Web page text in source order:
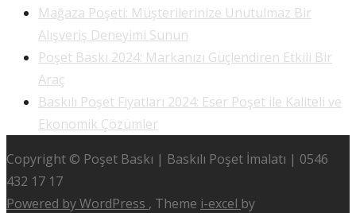
Mağaza Poşeti: Müşterilerinize Unutulmaz Bir
Alışveriş Deneyimi Sunun
Poşet Baskı 2024: Markanızı Güçlendiren Etkili Bir
Araç
Baskılı Poşet Fiyatları 2024: Eser Poşet ile Kaliteli ve
Ekonomik Çözümler
Copyright © Poşet Baskı | Baskılı Poşet İmalatı | 0546
432 17 17
Powered by WordPress , Theme i-excel by